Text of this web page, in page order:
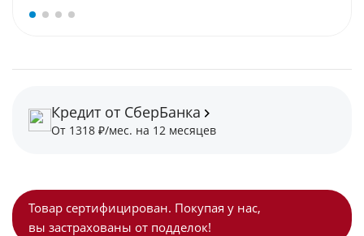
Товар сертифицирован. Покупая у нас,
вы застрахованы от подделок!
Кредит от СберБанка
От 1318 ₽/мес. на 12 месяцев